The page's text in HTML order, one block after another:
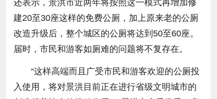
还表示，景洪市近两年将按照这一模式再增加修
建20至30座这样的免费公厕，加上原来老的公厕
改造升级后，整个城区的公厕将达到50至60座。
届时，市民和游客如厕难的问题将不复存在。
“这样高端而且广受市民和游客欢迎的公厕投
入使用，将对景洪目前正在进行省级文明城市的